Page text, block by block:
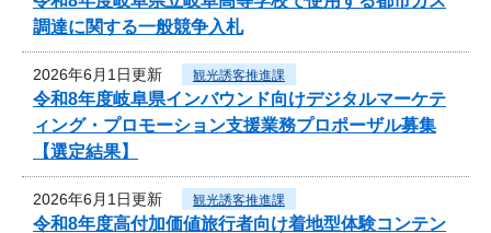
調達に関する一般競争入札
2026年6月1日更新 観光誘客推進課
令和8年度岐阜県インバウンド向けデジタルマーケテ
ィング・プロモーション支援業務プロポーザル募集
【選定結果】
2026年6月1日更新 観光誘客推進課
令和8年度高付加価値旅行者向け着地型体験コンテン